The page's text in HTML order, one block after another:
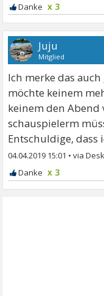
x 3
Juju
Mitglied
Ich merke das
möchte keinem
keinem den Abend
schauspielerm
Entschuldige, dass
04.04.2019 15:01 •
x 3